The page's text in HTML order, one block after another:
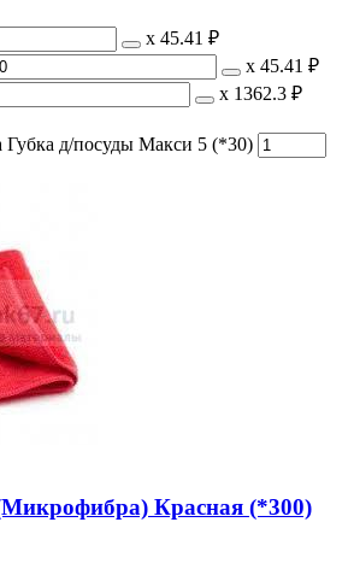
х 45.41 ₽
х 45.41 ₽
х 1362.3 ₽
Губка д/посуды Макси 5 (*30)
Красная (*300)